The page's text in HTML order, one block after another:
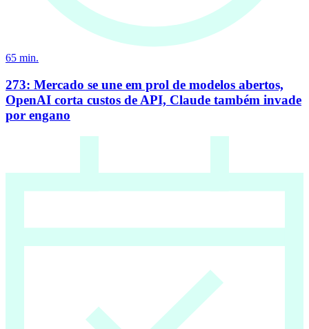
65 min.
273: Mercado se une em prol de modelos abertos,
OpenAI corta custos de API, Claude também invade
por engano